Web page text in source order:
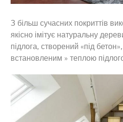
З більш сучасних покриттів
якісно імітує натуральну
підлога, створений «під
встановленим » теплою